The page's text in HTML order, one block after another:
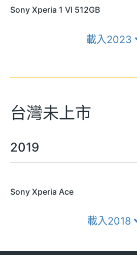
Sony Xperia 1 VI 512GB
載入2023
台灣未上市
2019
Sony Xperia Ace
載入2018